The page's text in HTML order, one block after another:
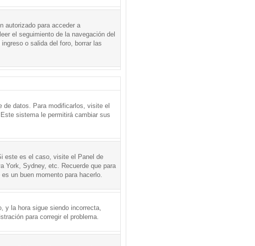
autorizado para acceder a
el seguimiento de la navegación del
o salida del foro, borrar las
datos. Para modificarlos, visite el
sistema le permitirá cambiar sus
este es el caso, visite el Panel de
York, Sydney, etc. Recuerde que para
un buen momento para hacerlo.
y la hora sigue siendo incorrecta,
para corregir el problema.